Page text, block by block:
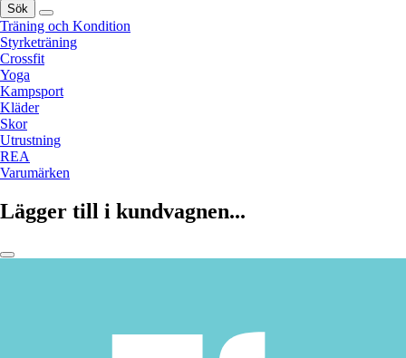
Sök
Träning och Kondition
Styrketräning
Crossfit
Yoga
Kampsport
Kläder
Skor
Utrustning
REA
Varumärken
Lägger till i kundvagnen...